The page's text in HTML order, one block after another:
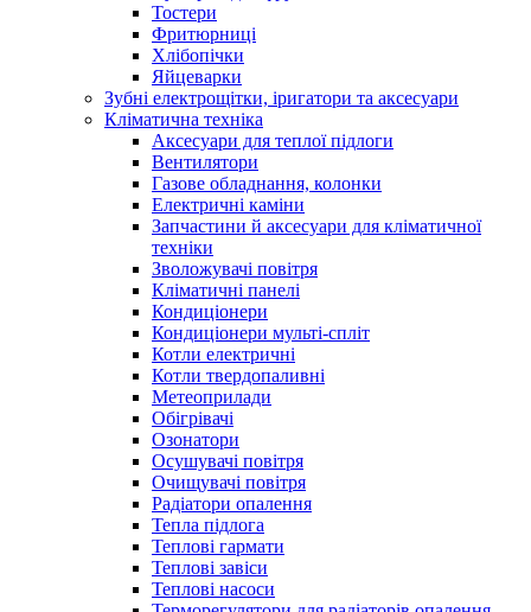
Тостери
Фритюрниці
Хлібопічки
Яйцеварки
Зубні електрощітки, іригатори та аксесуари
Кліматична техніка
Аксесуари для теплої підлоги
Вентилятори
Газове обладнання, колонки
Електричні каміни
Запчастини й аксесуари для кліматичної
техніки
Зволожувачі повітря
Кліматичні панелі
Кондиціонери
Кондиціонери мульті-спліт
Котли електричні
Котли твердопаливні
Метеоприлади
Обігрівачі
Озонатори
Осушувачі повітря
Очищувачі повітря
Радіатори опалення
Тепла підлога
Теплові гармати
Теплові завіси
Теплові насоси